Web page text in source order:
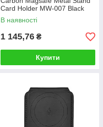
Card Holder MW-007 Black
В наявності
1 145,76 ₴
Купити